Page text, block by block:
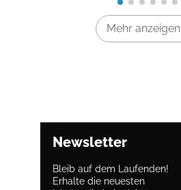
Mehr anzeigen
Newsletter
Bleib auf dem Laufenden!
Erhalte die neuesten